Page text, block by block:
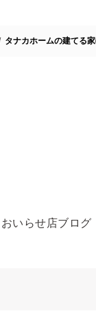
タナカホームの建てる家
おいらせ店ブログ